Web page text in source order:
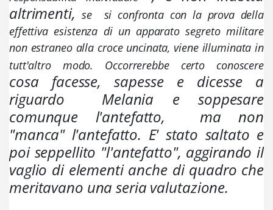
altrimenti, se  si confronta con la prova della
effettiva esistenza di un apparato segreto militare
non estraneo alla croce uncinata, viene illuminata in
cosa facesse, sapesse e dicesse a
comunque l'antefatto,  ma non
"manca" l'antefatto. E' stato saltato e
poi seppellito "l'antefatto", aggirando il
vaglio di elementi anche di quadro che
meritavano una seria valutazione.